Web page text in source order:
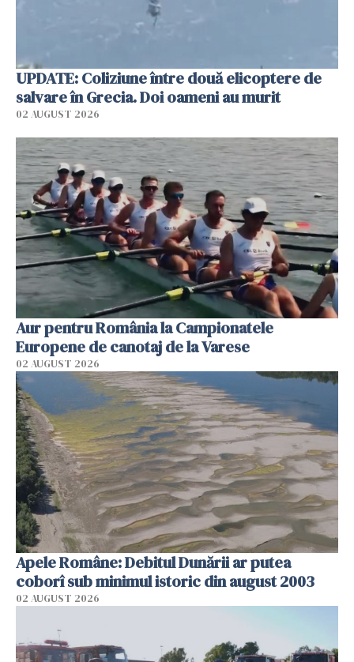
UPDATE: Coliziune între două elicoptere de
salvare în Grecia. Doi oameni au murit
02 AUGUST 2026
Aur pentru România la Campionatele
Europene de canotaj de la Varese
02 AUGUST 2026
Apele Române: Debitul Dunării ar putea
coborî sub minimul istoric din august 2003
02 AUGUST 2026